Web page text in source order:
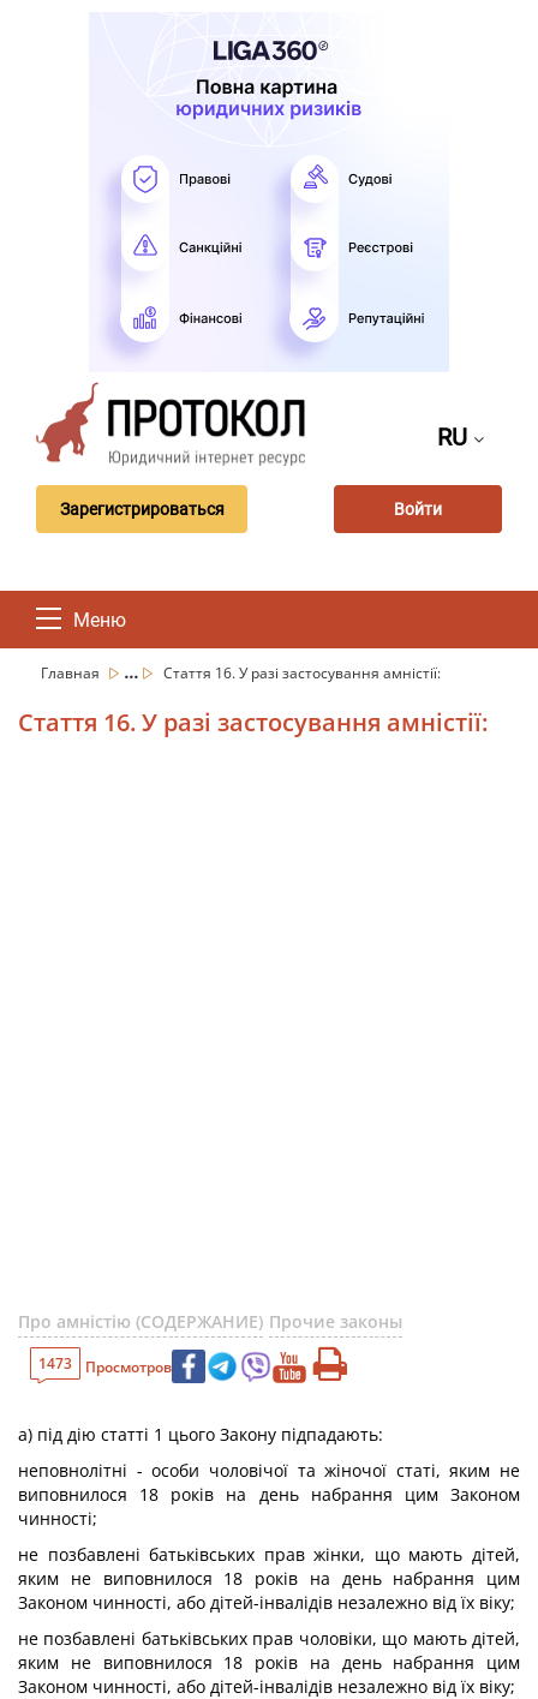
RU
Зарегистрироваться Войти
Меню
Главная ... Стаття 16. У разі застосування амністії:
Стаття 16. У разі застосування амністії:
Про амністію (СОДЕРЖАНИЕ) Прочие законы
1473 Просмотров
а) під дію статті 1 цього Закону підпадають:
неповнолітні - особи чоловічої та жіночої статі, яким не
виповнилося 18 років на день набрання цим Законом
чинності;
не позбавлені батьківських прав жінки, що мають дітей,
яким не виповнилося 18 років на день набрання цим
Законом чинності, або дітей-інвалідів незалежно від їх віку;
не позбавлені батьківських прав чоловіки, що мають дітей,
яким не виповнилося 18 років на день набрання цим
Законом чинності, або дітей-інвалідів незалежно від їх віку;